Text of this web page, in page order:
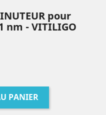
pour
nm - VITILIGO
PANIER